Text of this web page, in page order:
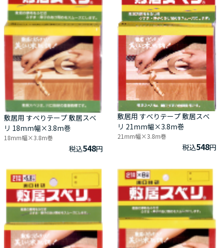
敷居用 すべりテープ 敷居スベ
リ 18mm幅×3.8m巻
18mm幅×3.8m巻
税込548円
敷居用 すべりテープ 敷居スベ
リ 21mm幅×3.8m巻
21mm幅×3.8m巻
税込548円